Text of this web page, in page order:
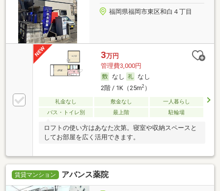
福岡県福岡市東区和白４丁目
3万円
管理費3,000円
なし
なし
2階 / 1K（25m2）
礼金なし 敷金なし
一人暮らし
バス・トイレ別
最上階 駐輪場
ロフトの使い方はあなた次第。寝室や収納スペースと
してお部屋を広く活用できます。
賃貸マンション アバンス薬院